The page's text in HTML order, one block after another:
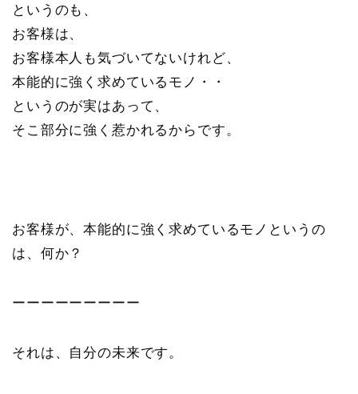
というのも、
お客様は、
お客様本人も気づいてないけれど、
本能的に強く求めているモノ・・
というのが実はあって、
そこ部分に強く惹かれるからです。
お客様が、本能的に強く求めているモノというの
は、何か？
ーーーーーーーーー
それは、自分の未来です。